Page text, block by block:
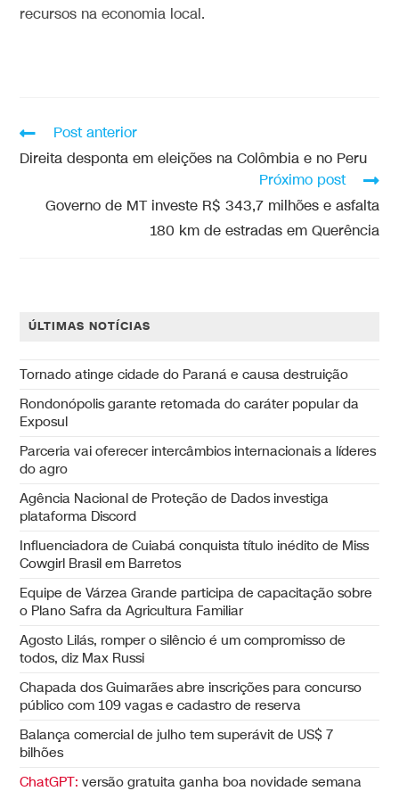
recursos na economia local.
Post anterior
Direita desponta em eleições na Colômbia e no Peru
Próximo post
Governo de MT investe R$ 343,7 milhões e asfalta
180 km de estradas em Querência
ÚLTIMAS NOTÍCIAS
Tornado atinge cidade do Paraná e causa destruição
Rondonópolis garante retomada do caráter popular da
Exposul
Parceria vai oferecer intercâmbios internacionais a líderes
do agro
Agência Nacional de Proteção de Dados investiga
plataforma Discord
Influenciadora de Cuiabá conquista título inédito de Miss
Cowgirl Brasil em Barretos
Equipe de Várzea Grande participa de capacitação sobre
o Plano Safra da Agricultura Familiar
Agosto Lilás, romper o silêncio é um compromisso de
todos, diz Max Russi
Chapada dos Guimarães abre inscrições para concurso
público com 109 vagas e cadastro de reserva
Balança comercial de julho tem superávit de US$ 7
bilhões
ChatGPT: versão gratuita ganha boa novidade semana